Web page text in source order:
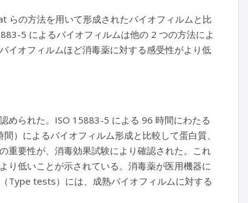
らの方法を用いて形成されたバイオフィルムと比
5 によるバイオフィルムは他の 2 つの方法によ
イオフィルムほど消毒薬に対する感受性がより低
められた。ISO 15883-5 による 96 時間にわたる
）によるバイオフィルム形成と比較して蛋白質、
重要性が、消毒効果試験により確認された。これ
り低いことが示されている。消毒薬が医用機器に
Type tests）には、成熟バイオフィルムに対する